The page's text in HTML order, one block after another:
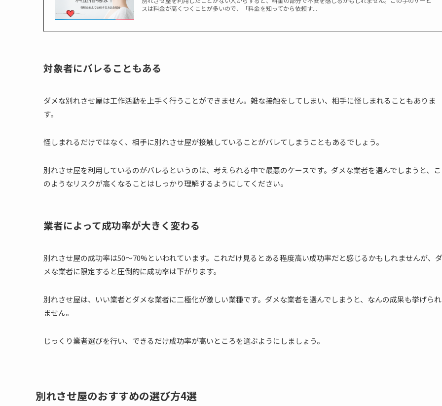
スは料金が高くつくことが多いので、「料金を知ってから依頼す...
対象者にバレることもある
ダメな別れさせ屋は工作活動を上手く行うことができません。雑な接触をしてしまい、相手に怪しまれることもありま
す。
怪しまれるだけではなく、相手に別れさせ屋が接触していることがバレてしまうこともあるでしょう。
別れさせ屋を利用しているのがバレるというのは、考えられる中で最悪のケースです。ダメな業者を選んでしまうと、こ
のようなリスクが高くなることはしっかり理解するようにしてください。
業者によって成功率が大きく変わる
別れさせ屋の成功率は50～70%といわれています。これだけ見るとある程度高い成功率だと感じるかもしれませんが、ダ
メな業者に限定すると圧倒的に成功率は下がります。
別れさせ屋は、いい業者とダメな業者に二極化が激しい業種です。ダメな業者を選んでしまうと、なんの成果も挙げられ
ません。
じっくり業者選びを行い、できるだけ成功率が高いところを選ぶようにしましょう。
別れさせ屋のおすすめの選び方4選